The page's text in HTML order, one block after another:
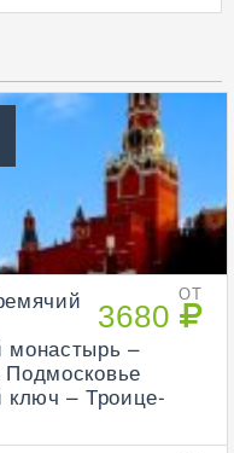
ОТ
3680
монастырь –
ключ – Троице-